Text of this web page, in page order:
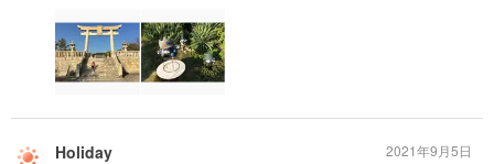
Holiday 2021年9月5日